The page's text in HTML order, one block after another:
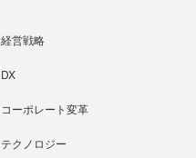
経営戦略
DX
コーポレート変革
テクノロジー